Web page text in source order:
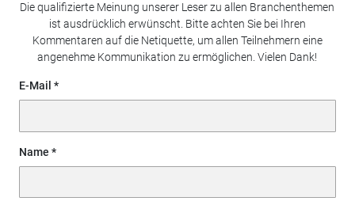
Die qualifizierte Meinung unserer Leser zu allen Branchenthemen
ist ausdrücklich erwünscht. Bitte achten Sie bei Ihren
Kommentaren auf die Netiquette, um allen Teilnehmern eine
angenehme Kommunikation zu ermöglichen. Vielen Dank!
E-Mail
Name